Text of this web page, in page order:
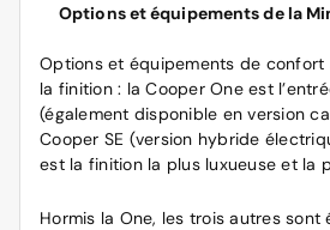
Options et équipements de la
Options et équipements de
la finition : la Cooper One est
(également disponible en version
Cooper SE (version hybride
est la finition la plus luxueuse et la
Hormis la One, les trois autres sont